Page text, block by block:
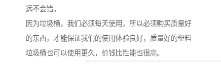
远不会错。
因为垃圾桶，我们必须每天使用，所以必须购买质量好
的东西，才能保证我们的使用体验良好，质量好的塑料
垃圾桶也可以使用更久，价钱比性能也很高。